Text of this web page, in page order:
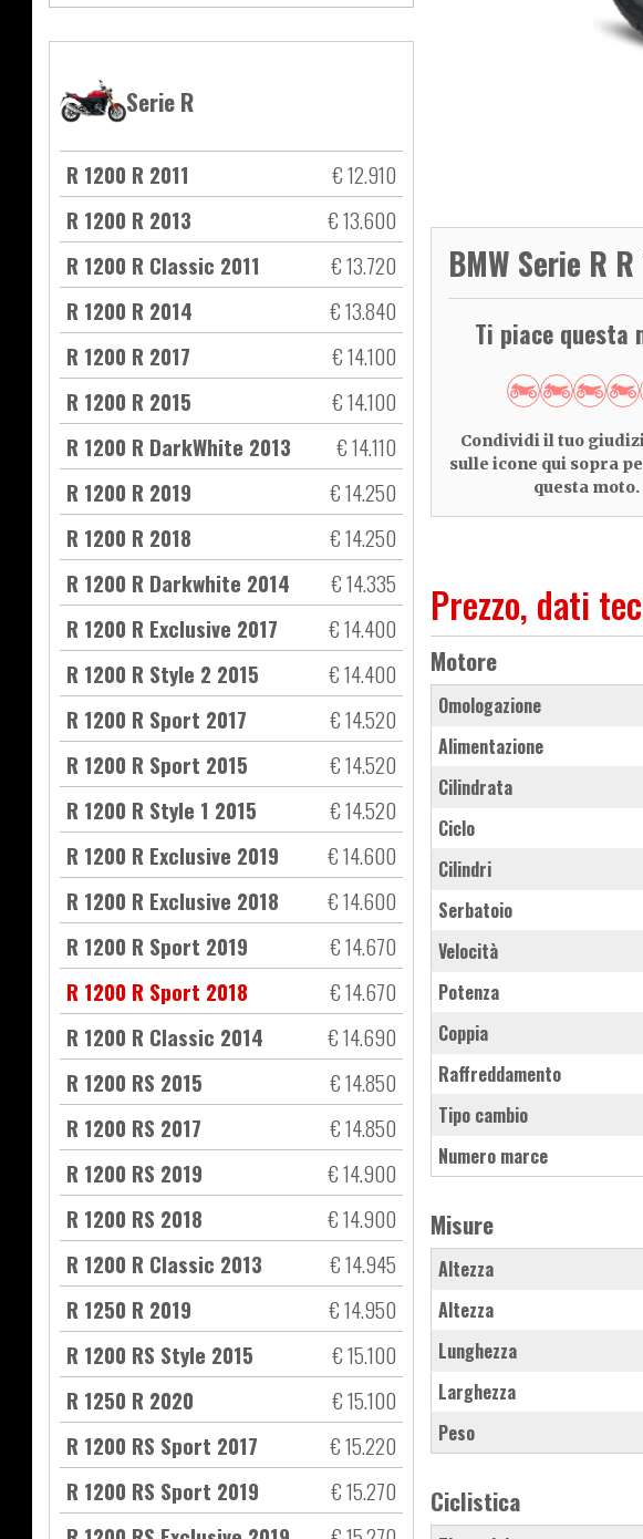
Serie R
R 1200 R 2011
€ 12.910
R 1200 R 2013
€ 13.600
R 1200 R Classic 2011
€ 13.720
R 1200 R 2014
€ 13.840
R 1200 R 2017
€ 14.100
R 1200 R 2015
€ 14.100
R 1200 R DarkWhite 2013
€ 14.110
R 1200 R 2019
€ 14.250
R 1200 R 2018
€ 14.250
R 1200 R Darkwhite 2014
€ 14.335
R 1200 R Exclusive 2017
€ 14.400
R 1200 R Style 2 2015
€ 14.400
R 1200 R Sport 2017
€ 14.520
R 1200 R Sport 2015
€ 14.520
R 1200 R Style 1 2015
€ 14.520
R 1200 R Exclusive 2019
€ 14.600
R 1200 R Exclusive 2018
€ 14.600
R 1200 R Sport 2019
€ 14.670
R 1200 R Sport 2018
€ 14.670
R 1200 R Classic 2014
€ 14.690
R 1200 RS 2015
€ 14.850
R 1200 RS 2017
€ 14.850
R 1200 RS 2019
€ 14.900
R 1200 RS 2018
€ 14.900
R 1200 R Classic 2013
€ 14.945
R 1250 R 2019
€ 14.950
R 1200 RS Style 2015
€ 15.100
R 1250 R 2020
€ 15.100
R 1200 RS Sport 2017
€ 15.220
R 1200 RS Sport 2019
€ 15.270
BMW Serie R
Ti piace questa
Condividi il tuo
sulle icone qui sopra
questa moto.
Prezzo, dati
Motore
Omologazione
Alimentazione
Cilindrata
Ciclo
Cilindri
Serbatoio
Velocità
Potenza
Coppia
Raffreddamento
Tipo cambio
Numero marce
Misure
Altezza
Altezza
Lunghezza
Larghezza
Peso
Ciclistica